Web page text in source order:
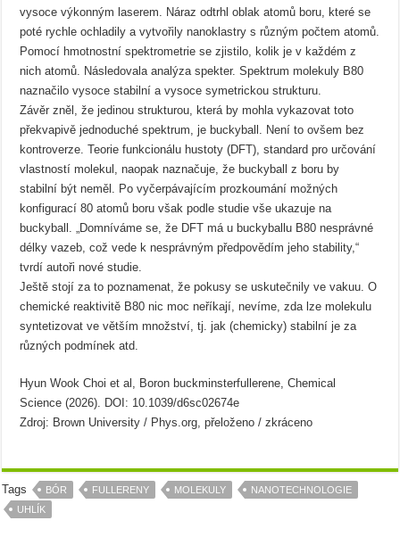
vysoce výkonným laserem. Náraz odtrhl oblak atomů boru, které se
poté rychle ochladily a vytvořily nanoklastry s různým počtem atomů.
Pomocí hmotnostní spektrometrie se zjistilo, kolik je v každém z
nich atomů. Následovala analýza spekter. Spektrum molekuly B80
naznačilo vysoce stabilní a vysoce symetrickou strukturu.
Závěr zněl, že jedinou strukturou, která by mohla vykazovat toto
překvapivě jednoduché spektrum, je buckyball. Není to ovšem bez
kontroverze. Teorie funkcionálu hustoty (DFT), standard pro určování
vlastností molekul, naopak naznačuje, že buckyball z boru by
stabilní být neměl. Po vyčerpávajícím prozkoumání možných
konfigurací 80 atomů boru však podle studie vše ukazuje na
buckyball. „Domníváme se, že DFT má u buckyballu B80 nesprávné
délky vazeb, což vede k nesprávným předpovědím jeho stability,“
tvrdí autoři nové studie.
Ještě stojí za to poznamenat, že pokusy se uskutečnily ve vakuu. O
chemické reaktivitě B80 nic moc neříkají, nevíme, zda lze molekulu
syntetizovat ve větším množství, tj. jak (chemicky) stabilní je za
různých podmínek atd.
Hyun Wook Choi et al, Boron buckminsterfullerene, Chemical
Science (2026). DOI: 10.1039/d6sc02674e
Zdroj: Brown University / Phys.org, přeloženo / zkráceno
Tags BÓR FULLERENY MOLEKULY
NANOTECHNOLOGIE
UHLÍK